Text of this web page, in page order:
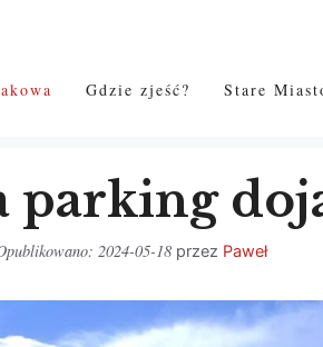
Gdzie zjeść? Stare
parking
2024-05-18 przez Paweł